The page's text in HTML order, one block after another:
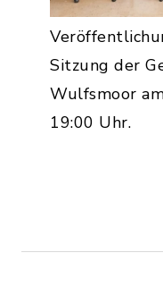
Sitzung der
Wulfsmoor
19:00 Uhr.